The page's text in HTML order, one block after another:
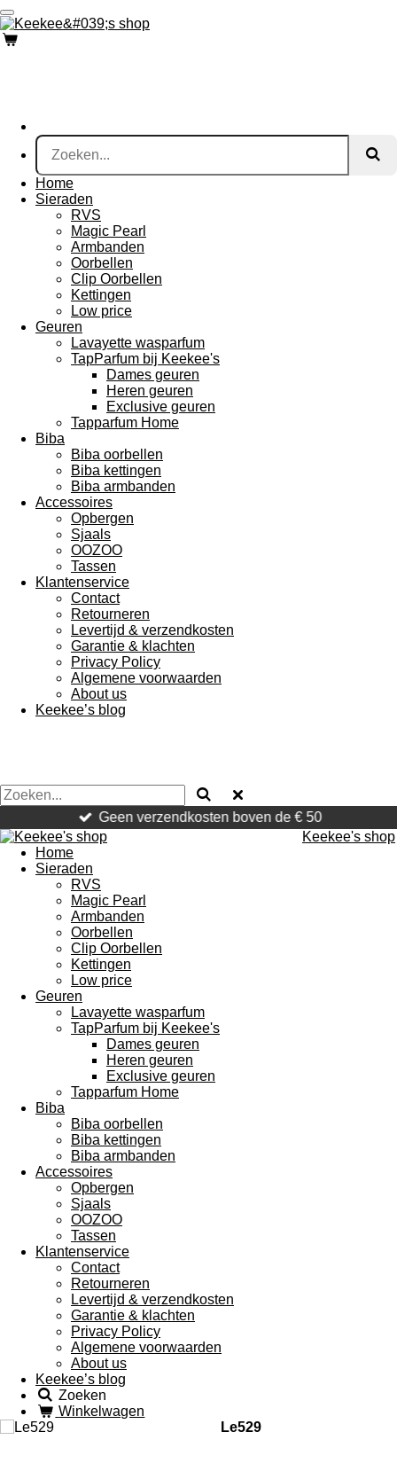
Ga
direct
naar
Home
Sieraden
RVS
Magic Pearl
Armbanden
Oorbellen
Clip Oorbellen
Kettingen
Low price
Geuren
Lavayette wasparfum
TapParfum bij Keekee's
Dames geuren
Heren geuren
Exclusive geuren
Tapparfum Home
Biba
Biba oorbellen
Biba kettingen
Biba armbanden
Accessoires
Opbergen
Sjaals
OOZOO
Tassen
Klantenservice
Contact
Retourneren
Levertijd & verzendkosten
Garantie & klachten
Privacy Policy
Algemene voorwaarden
About us
Keekee’s blog
Geen verzendkosten boven de € 50
Keekee's shop
Home
Sieraden
RVS
Magic Pearl
Armbanden
Oorbellen
Clip Oorbellen
Kettingen
Low price
Geuren
Lavayette wasparfum
TapParfum bij Keekee's
Dames geuren
Heren geuren
Exclusive geuren
Tapparfum Home
Biba
Biba oorbellen
Biba kettingen
Biba armbanden
Accessoires
Opbergen
Sjaals
OOZOO
Tassen
Klantenservice
Contact
Retourneren
Levertijd & verzendkosten
Garantie & klachten
Privacy Policy
Algemene voorwaarden
About us
Keekee’s blog
Zoeken
Winkelwagen
Le529